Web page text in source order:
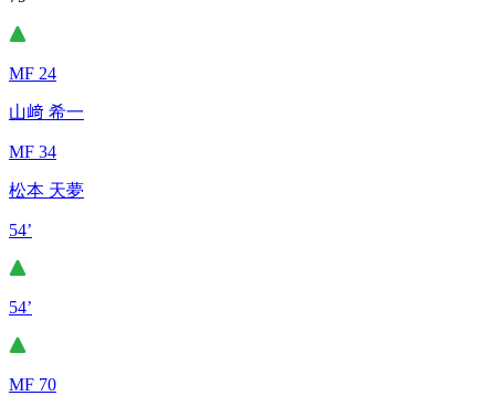
MF 24
山﨑 希一
MF 34
松本 天夢
54’
54’
MF 70